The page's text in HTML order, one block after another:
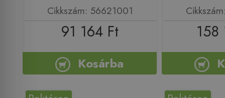
Cikkszám: 56621001
91 164 Ft
Kosárba
158